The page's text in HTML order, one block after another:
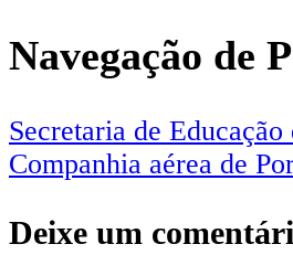
Navegação de
Secretaria de
Companhia aérea de
Deixe um